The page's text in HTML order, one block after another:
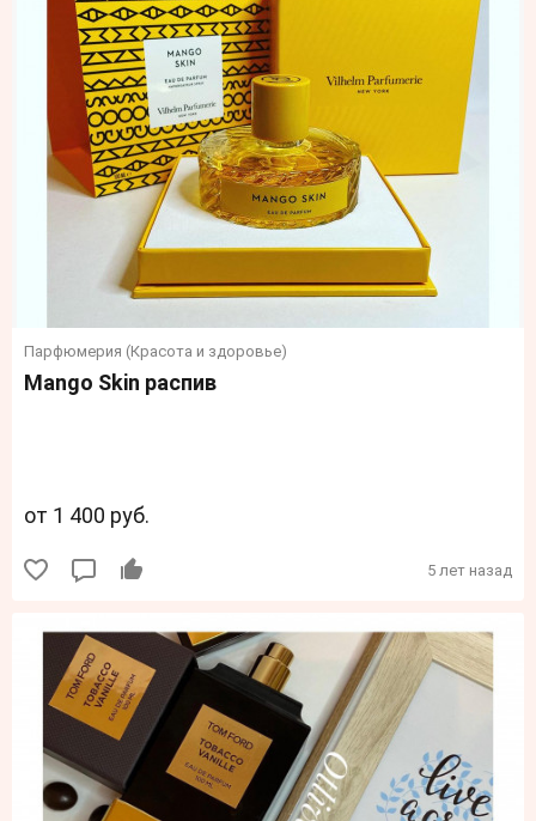
Парфюмерия (Красота и здоровье)
Mango Skin распив
от 1 400 руб.
5 лет назад